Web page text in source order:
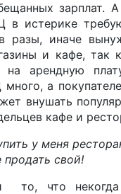
зарплат.
в истерике
разы, иначе
и кафе, так
на арендную
а
внушать
кафе и
у меня
продать свой!
то, что